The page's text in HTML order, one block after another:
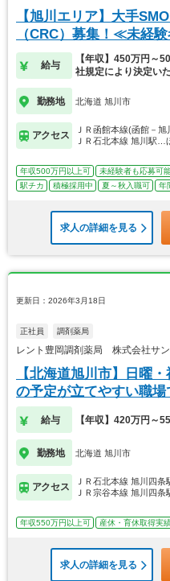
【旭川エリア】大手
（CRC）募集！≪未経
給与
【年収】450万円～
社規定により決定いた
勤務地 北海道 旭川市
アクセス
ＪＲ函館本線(函館－旭
ＪＲ石北本線 旭川駅…
年収500万円以上可 未経験者も応募可
駅チカ
積極採用中 夏～秋入職可 年
求人の詳細を見る
更新日：2026年3月18日
正社員 調剤薬局
レント豊岡調剤薬局 株式会社サ
【北海道旭川市】日曜
の予定が立てやすい職場
給与 【年収】420万円～
勤務地 北海道 旭川市
アクセス
ＪＲ石北本線 旭川四条
ＪＲ宗谷本線 旭川四条
年収550万円以上可 産休・育休取得実
求人の詳細を見る